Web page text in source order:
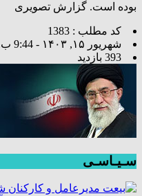
بوده است. گزارش تصویری
کد مطلب : 1383
شهریور ۱۵, ۱۴۰۳ - 9:44 ب.ظ
393 بازدید
سـیـاسـی